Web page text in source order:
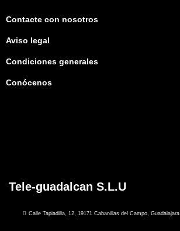
Contacte con nosotros
Aviso legal
Condiciones generales
Conócenos
Tele-guadalcan S.L.U
Calle Tapiadilla, 12, 19171 Cabanillas del Campo, Guadalajara